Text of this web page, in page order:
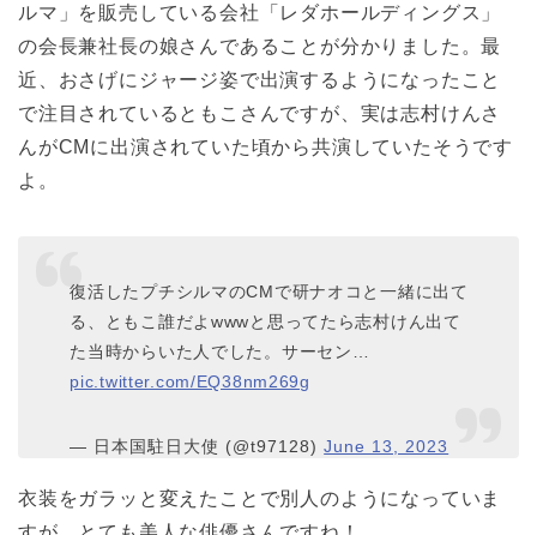
ルマ」を販売している会社「レダホールディングス」
の会長兼社長の娘さんであることが分かりました。最
近、おさげにジャージ姿で出演するようになったこと
で注目されているともこさんですが、実は志村けんさ
んがCMに出演されていた頃から共演していたそうです
よ。
復活したプチシルマのCMで研ナオコと一緒に出て
る、ともこ誰だよwwwと思ってたら志村けん出て
た当時からいた人でした。サーセン…
pic.twitter.com/EQ38nm269g
— 日本国駐日大使 (@t97128)June 13, 2023
衣装をガラッと変えたことで別人のようになっていま